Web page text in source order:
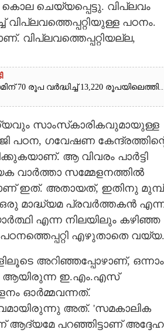
ചെയ്യപ്പെട്ടു. വിപ്ലവം
പഠനം.
വിപ്ലവത്തെപ്പറ്റിയല്ല,
രൂപ വർദ്ധിച്ച് 13,220
സാംസ്‌കാരികവുമായുള്ള
ഗവേഷണ
ആ വിവരം പാർട്ടി
വാർത്താ സമ്മേളനത്തിൽ
ഇത്. അതായത്, ഇതിനു
മാദ്ധ്യമ പ്രവർത്തകൻ
എന്ന നിലയിലും കഴിഞ്ഞ
എഴുതാതെ വയ്യ.
അറിഞ്ഞപ്പോഴാണ്, ഒന്നാം
ആയിരുന്ന ഇ.എം.എസ്‌
ഓർമ്മവന്നത്.
അത്. 'സമകാലിക
ആദ്യമേ പറഞ്ഞിട്ടാണ്